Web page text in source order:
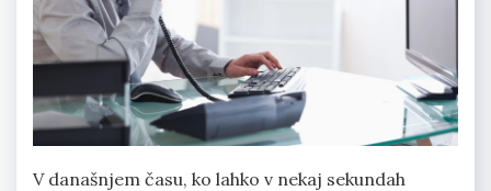
V današnjem času, ko lahko v nekaj sekundah